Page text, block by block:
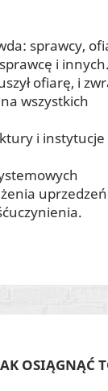
sprawcy,
i innych.
ofiarę, i
wszystkich
i instytucje
OSIĄGNĄĆ